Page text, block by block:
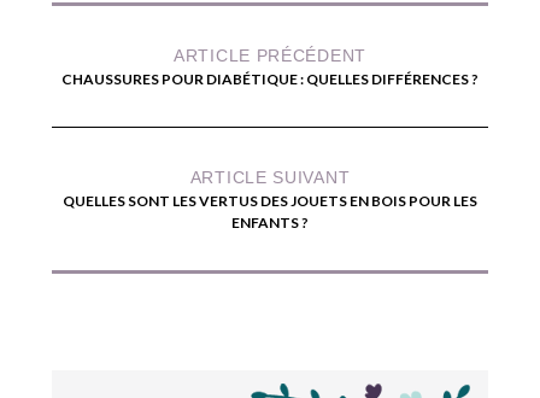
ARTICLE PRÉCÉDENT
CHAUSSURES POUR DIABÉTIQUE : QUELLES DIFFÉRENCES ?
ARTICLE SUIVANT
QUELLES SONT LES VERTUS DES JOUETS EN BOIS POUR LES
ENFANTS ?